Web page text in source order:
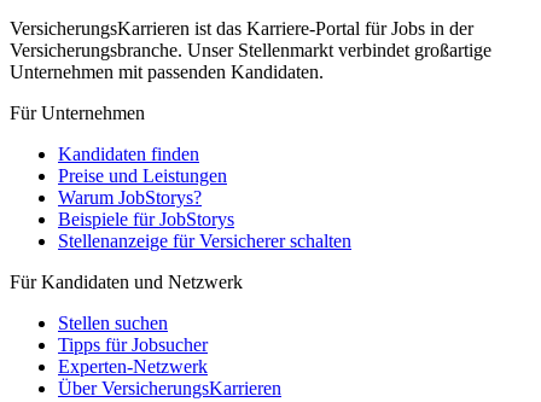
VersicherungsKarrieren ist das Karriere-Portal für Jobs in der
Versicherungsbranche. Unser Stellenmarkt verbindet großartige
Unternehmen mit passenden Kandidaten.
Für Unternehmen
Kandidaten finden
Preise und Leistungen
Warum JobStorys?
Beispiele für JobStorys
Stellenanzeige für Versicherer schalten
Für Kandidaten und Netzwerk
Stellen suchen
Tipps für Jobsucher
Experten-Netzwerk
Über VersicherungsKarrieren